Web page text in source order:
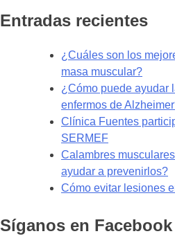
Entradas recientes
¿Cuáles son los
masa muscular?
¿Cómo puede ayudar
enfermos de
Clínica Fuentes
SERMEF
Calambres
ayudar a prevenirlos?
Cómo evitar lesiones
Síganos en Facebook